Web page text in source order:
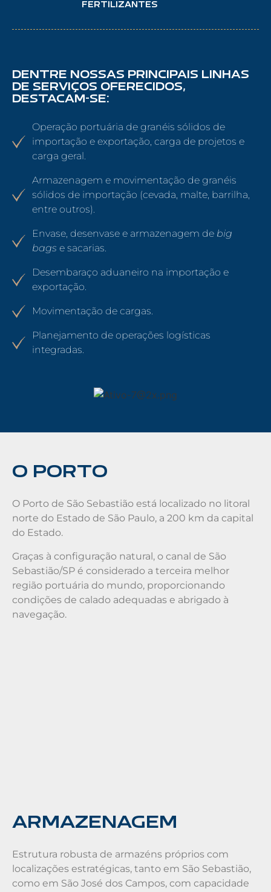
FERTILIZANTES
DENTRE NOSSAS PRINCIPAIS LINHAS
DE SERVIÇOS OFERECIDOS,
DESTACAM-SE:
Operação portuária de granéis sólidos de
importação e exportação, carga de projetos e
carga geral.
Armazenagem e movimentação de granéis
sólidos de importação (cevada, malte, barrilha,
entre outros).
Envase, desenvase e armazenagem debig
bags e sacarias.
Desembaraço aduaneiro na importação e
exportação.
Movimentação de cargas.
Planejamento de operações logísticas
integradas.
O PORTO
O Porto de São Sebastião está localizado no litoral
norte do Estado de São Paulo, a 200 km da capital
do Estado.
Graças à configuração natural, o canal de São
Sebastião/SP é considerado a terceira melhor
região portuária do mundo, proporcionando
condições de calado adequadas e abrigado à
navegação.
ARMAZENAGEM
Estrutura robusta de armazéns próprios com
localizações estratégicas, tanto em São Sebastião,
como em São José dos Campos, com capacidade